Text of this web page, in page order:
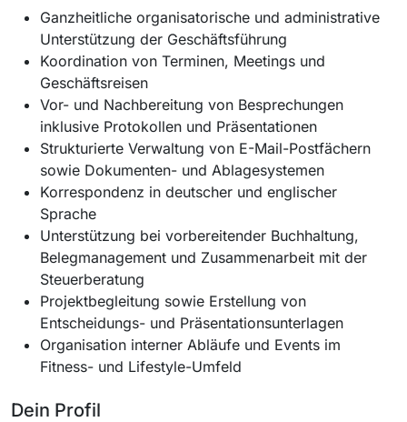
Ganzheitliche organisatorische und administrative
Unterstützung der Geschäftsführung
Koordination von Terminen, Meetings und
Geschäftsreisen
Vor- und Nachbereitung von Besprechungen
inklusive Protokollen und Präsentationen
Strukturierte Verwaltung von E-Mail-Postfächern
sowie Dokumenten- und Ablagesystemen
Korrespondenz in deutscher und englischer
Sprache
Unterstützung bei vorbereitender Buchhaltung,
Belegmanagement und Zusammenarbeit mit der
Steuerberatung
Projektbegleitung sowie Erstellung von
Entscheidungs- und Präsentationsunterlagen
Organisation interner Abläufe und Events im
Fitness- und Lifestyle-Umfeld
Dein Profil